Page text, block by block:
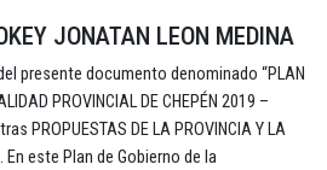
JONATAN LEON MEDINA
presente documento denominado “PLAN
PROVINCIAL DE CHEPÉN 2019 –
PROPUESTAS DE LA PROVINCIA Y LA
este Plan de Gobierno de la